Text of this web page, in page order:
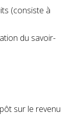
(consiste à
du savoir-
sur le revenu